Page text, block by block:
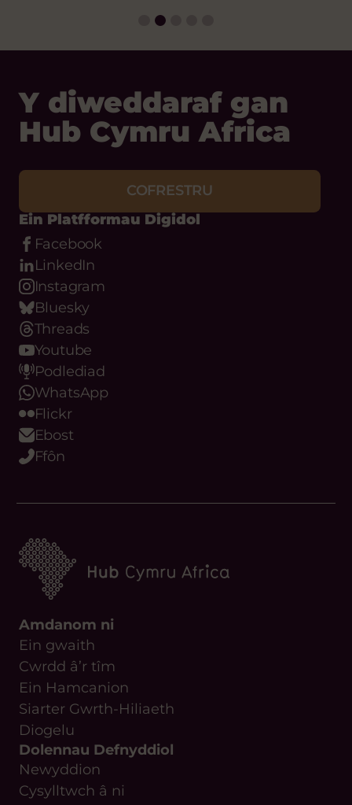
Y diweddaraf gan
Hub Cymru Africa
COFRESTRU
Ein Platfformau Digidol
Facebook
LinkedIn
Instagram
Bluesky
Threads
Youtube
Podlediad
WhatsApp
Flickr
Ebost
Ffôn
Amdanom ni
Ein gwaith
Cwrdd â’r tîm
Ein Hamcanion
Siarter Gwrth-Hiliaeth
Diogelu
Dolennau Defnyddiol
Newyddion
Cysylltwch â ni